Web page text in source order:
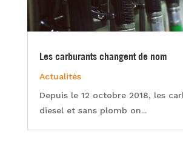
Les carburants changent de nom
Actualités
Depuis le 12 octobre 2018, les
diesel et sans plomb on...